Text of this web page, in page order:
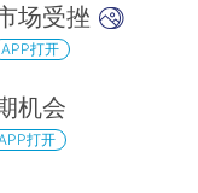
场受挫
APP打开
机会
打开